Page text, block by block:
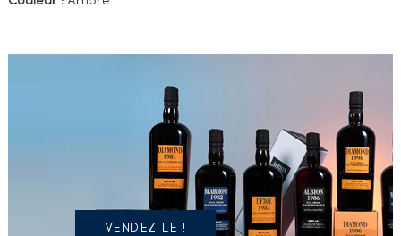
POSSÉDEZ
SPIRITUEUX
IDENTIQUE
VENDEZ LE !